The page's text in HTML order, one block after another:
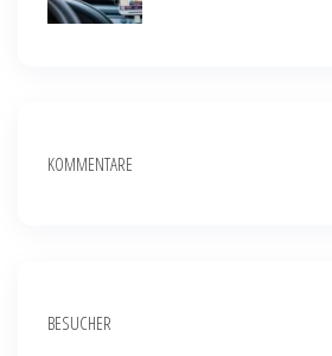
KOMMENTARE
BESUCHER